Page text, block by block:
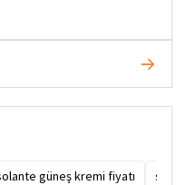
güneş kremi fiyatı